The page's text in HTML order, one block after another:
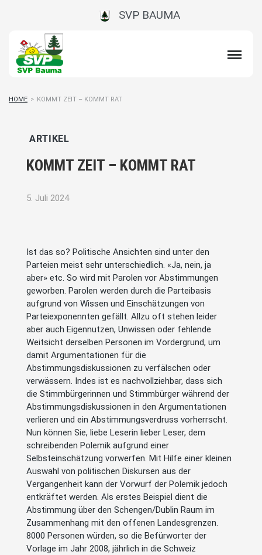
SVP BAUMA
HOME > KOMMT ZEIT – KOMMT RAT
ARTIKEL
KOMMT ZEIT – KOMMT RAT
5. Juli 2024
Ist das so? Politische Ansichten sind unter den
Parteien meist sehr unterschiedlich. «Ja, nein, ja
aber» etc. So wird mit Parolen vor Abstimmungen
geworben. Parolen werden durch die Parteibasis
aufgrund von Wissen und Einschätzungen von
Parteiexponennten gefällt. Allzu oft stehen leider
aber auch Eigennutzen, Unwissen oder fehlende
Weitsicht derselben Personen im Vordergrund, um
damit Argumentationen für die
Abstimmungsdiskussionen zu verfälschen oder
verwässern. Indes ist es nachvollziehbar, dass sich
die Stimmbürgerinnen und Stimmbürger während der
Abstimmungsdiskussionen in den Argumentationen
verlieren und ein Abstimmungsverdruss vorherrscht.
Nun können Sie, liebe Leserin lieber Leser, dem
schreibenden Polemik aufgrund einer
Selbsteinschätzung vorwerfen. Mit Hilfe einer kleinen
Auswahl von politischen Diskursen aus der
Vergangenheit kann der Vorwurf der Polemik jedoch
entkräftet werden. Als erstes Beispiel dient die
Abstimmung über den Schengen/Dublin Raum im
Zusammenhang mit den offenen Landesgrenzen.
8000 Personen würden, so die Befürworter der
Vorlage im Jahr 2008, jährlich in die Schweiz